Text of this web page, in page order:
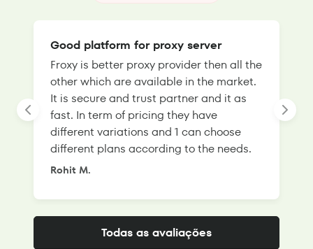
Good platform for proxy server
Froxy is better proxy provider then all the
other which are available in the market.
It is secure and trust partner and it as
fast. In term of pricing they have
different variations and 1 can choose
different plans according to the needs.
Rohit M.
Todas as avaliações